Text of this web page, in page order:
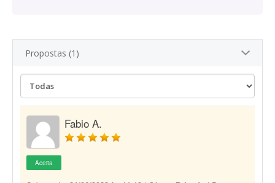
Propostas (1)
Fabio A.
Aceita